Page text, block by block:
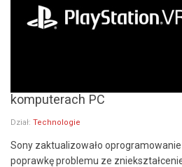
komputerach PC
Dział: Technologie
Sony zaktualizowało
poprawkę problemu ze